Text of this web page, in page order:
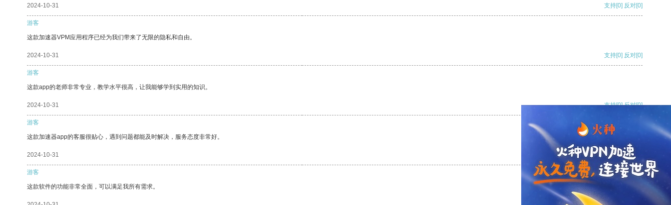
2024-10-31 支持[0] 反对[0]
游客
这款加速器VPM应用程序已经为我们带来了无限的隐私和自由。
2024-10-31 支持[0] 反对[0]
游客
这款app的老师非常专业，教学水平很高，让我能够学到实用的知识。
2024-10-31 支持[0] 反对[0]
游客
这款加速器app的客服很贴心，遇到问题都能及时解决，服务态度非常好。
2024-10-31 支持[0] 反对
游客
这款软件的功能非常全面，可以满足我所有需求。